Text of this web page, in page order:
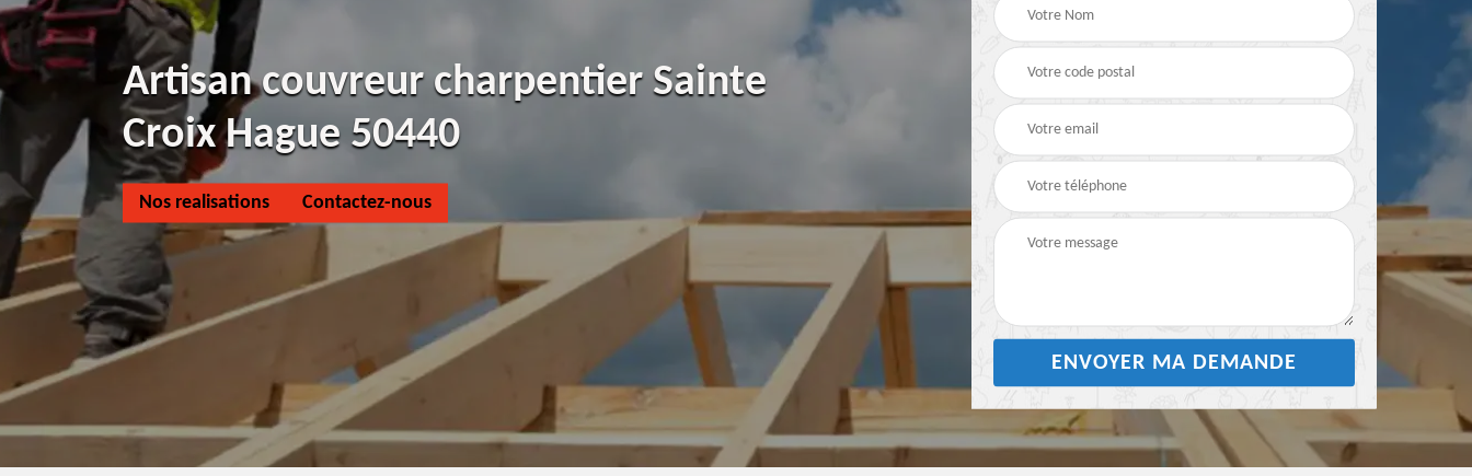
Artisan couvreur charpentier Sainte
Croix Hague 50440
Nos realisations Contactez-nous